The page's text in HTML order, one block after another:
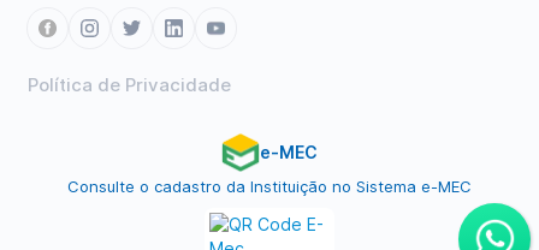
Política de Privacidade
e-MEC
Consulte o cadastro da Instituição no Sistema e-MEC